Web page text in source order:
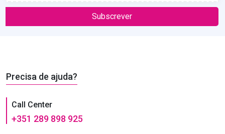
Subscrever
Precisa de ajuda?
Call Center
+351 289 898 925